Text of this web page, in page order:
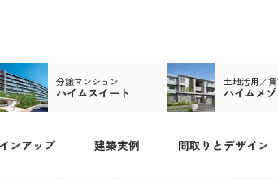
分譲マンション
ハイムスイート
土地活用／
ハイムメ
ンアップ 建築実例 間取りとデザイン